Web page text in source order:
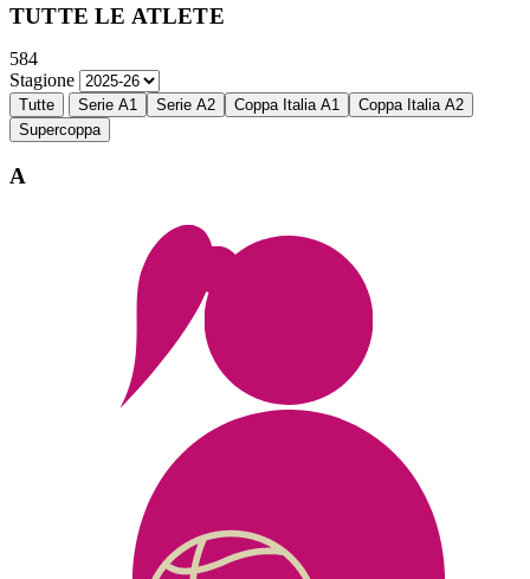
TUTTE LE ATLETE
584
Stagione
Tutte Serie A1 Serie A2 Coppa Italia A1
Coppa Italia A2
Supercoppa
A